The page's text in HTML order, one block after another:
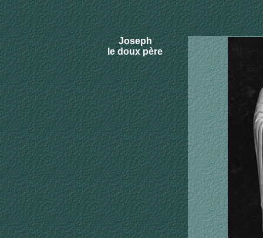
Joseph
le doux père